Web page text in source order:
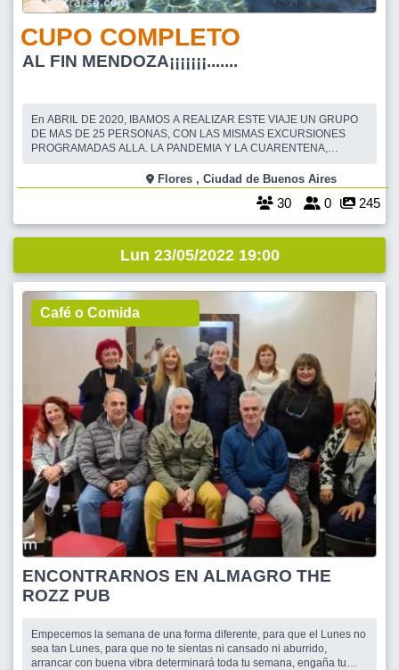
CUPO COMPLETO
AL FIN MENDOZA¡¡¡¡¡¡¡.......
En ABRIL DE 2020, IBAMOS A REALIZAR ESTE VIAJE UN GRUPO
DE MAS DE 25 PERSONAS, CON LAS MISMAS EXCURSIONES
PROGRAMADAS ALLA. LA PANDEMIA Y LA CUARENTENA,
DEL 2022, APROX. A LAS 19 HS, DESDE EST. TERMINAL
Flores , Ciudad de Buenos Aires
30 0 245
Lun 23/05/2022 19:00
Café o Comida
ENCONTRARNOS EN ALMAGRO THE
ROZZ PUB
Empecemos la semana de una forma diferente, para que el Lunes no
sea tan Lunes, para que no te sientas ni cansado ni aburrido,
arrancar con buena vibra determinará toda tu semana, engaña tu